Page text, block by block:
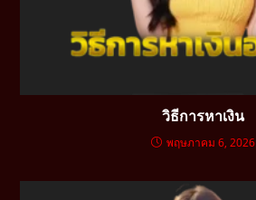
วิธีการหาเงิน
พฤษภาคม 6, 2026